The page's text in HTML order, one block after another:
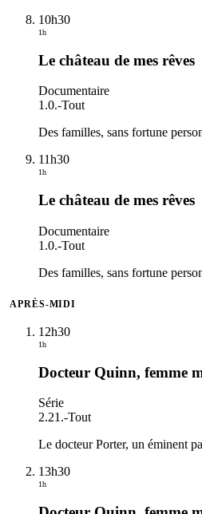
10h30
1h
Le château de mes rêves
Documentaire
1.0.-Tout
Des familles, sans fortune
11h30
1h
Le château de mes rêves
Documentaire
1.0.-Tout
Des familles, sans fortune
APRÈS-MIDI
12h30
1h
Docteur Quinn, femme
Série
2.21.-Tout
Le docteur Porter, un éminent
13h30
1h